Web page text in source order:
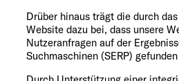
Drüber hinaus trägt die durch
Website dazu bei, dass unsere
Nutzeranfragen auf der
Suchmaschinen (SERP)